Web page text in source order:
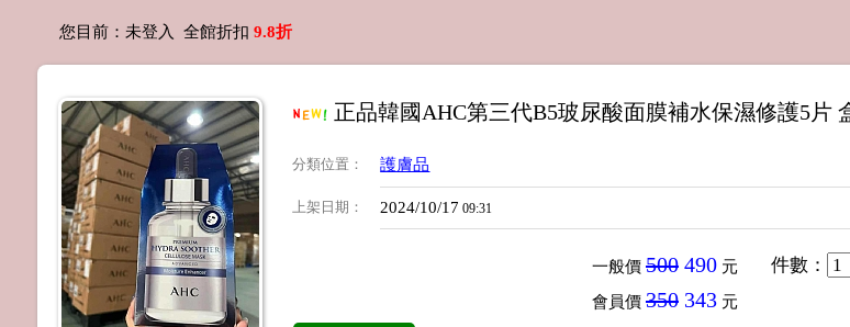
您目前： 未登入 全館折扣 9.8折
正品韓國AHC第三代B5玻尿酸面膜補水保濕修護5片
分類位置 ： 護膚品
上架日期 ： 2024/10/17 09:31
一般價 500490元
會員價 350343元
件數 ：